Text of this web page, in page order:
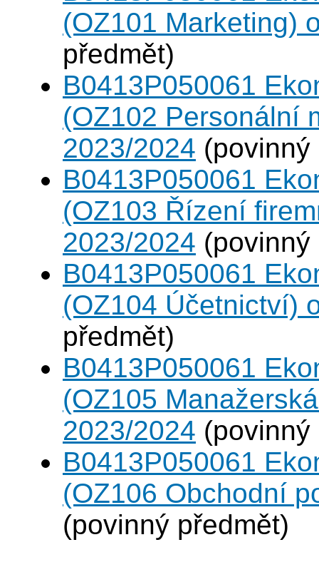
(OZ101 Marketing)
předmět)
B0413P050061
(OZ102 Personální
2023/2024 (povinný
B0413P050061
(OZ103 Řízení
2023/2024 (povinný
B0413P050061
(OZ104 Účetnictví)
předmět)
B0413P050061
(OZ105
2023/2024 (povinný
B0413P050061
(OZ106 Obchodní
(povinný předmět)